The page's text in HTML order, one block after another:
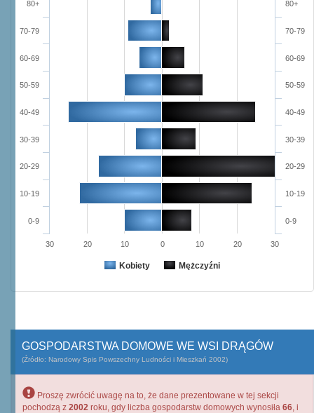
Kobiety Mężczyźni
0-9
10-19
20-29
30-39
40-49
50-59
60-69
70-79
80+
0-9
10-19
20-29
30-39
40-49
50-59
60-69
70-79
80+
30 20 10 0 10 20 30
GOSPODARSTWA DOMOWE WE WSI DRĄGÓW
(Źródło: Narodowy Spis Powszechny Ludności i Mieszkań 2002)
Proszę zwrócić uwagę na to, że dane prezentowane w tej sekcji
pochodzą z 2002 roku, gdy liczba gospodarstw domowych wynosiła 66, i